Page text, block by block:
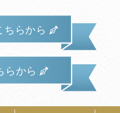
ちらから
らから